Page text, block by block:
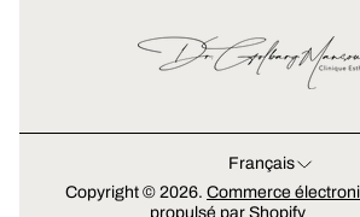
Français
Copyright © 2026. Commerce
propulsé par Shopify